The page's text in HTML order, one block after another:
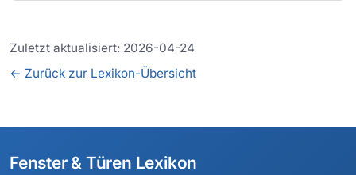
Zuletzt aktualisiert: 2026-04-24
← Zurück zur Lexikon-Übersicht
Fenster & Türen Lexikon